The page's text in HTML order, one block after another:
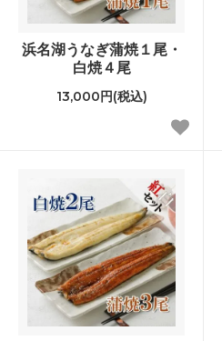
浜名湖うなぎ蒲焼１尾・
白焼４尾
13,000円(税込)